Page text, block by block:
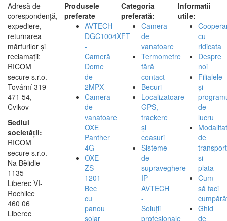
Adresă de
corespondență,
expediere,
returnarea
mărfurilor și
reclamații:
RICOM
secure s.r.o.
Tovární 319
471 54,
Cvikov
Sediul
societății:
RICOM
secure s.r.o.
Na Bělidle
1135
Liberec VI-
Rochlice
460 06
Liberec
Produsele
preferate
AVTECH
DGC1004XFT
-
Cameră
Dome
de
2MPX
Camera
de
vanatoare
OXE
Panther
4G
OXE
ZS
1201 -
Bec
cu
panou
solar
Categoria
preferată:
Camera
de
vanatoare
Termometre
fără
contact
Becuri
Localizatoare
GPS,
trackere
și
ceasuri
Sisteme
de
supraveghere
IP
AVTECH
-
Soluții
profesionale
Informatii
utile:
cu
ridicata
Despre
noi
Filialele
și
de
lucru
de
transport
si
plata
Cum
să faci
Ghid
de